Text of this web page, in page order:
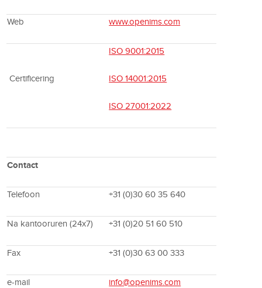
Web www.openims.com
Certificering
ISO 9001:2015
ISO 14001:2015
ISO 27001:2022
Contact
Telefoon +31 (0)30 60 35 640
Na kantooruren (24x7) +31 (0)20 51 60 510
Fax +31 (0)30 63 00 333
e-mail info@openims.com